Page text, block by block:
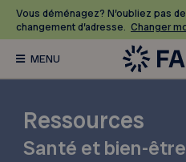
Vous déménagez? N’oubliez pas
changement d’adresse. Changer
Ressources
Santé et bien-être